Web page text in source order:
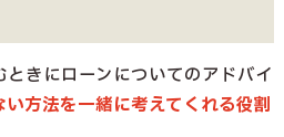
きにローンについてのアドバイ
方法を一緒に考えてくれる役割